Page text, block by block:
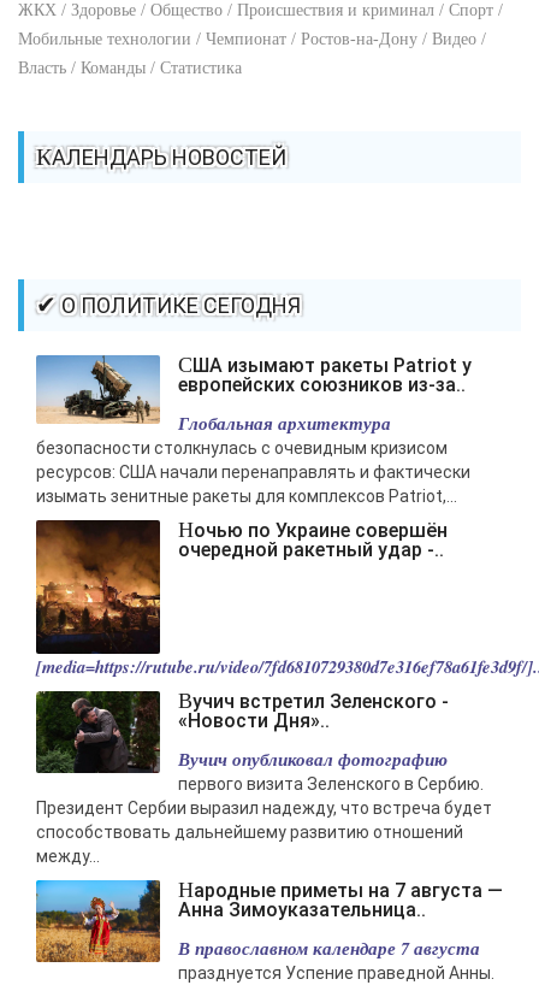
ЖКХ / Здоровье / Общество / Происшествия и криминал / Спорт /
Мобильные технологии / Чемпионат / Ростов-на-Дону / Видео /
Власть / Команды / Статистика
КАЛЕНДАРЬ НОВОСТЕЙ
✔ О ПОЛИТИКЕ СЕГОДНЯ
США изымают ракеты Patriot у
европейских союзников из-за..
Глобальная архитектура
безопасности столкнулась с очевидным кризисом
ресурсов: США начали перенаправлять и фактически
изымать зенитные ракеты для комплексов Patriot,...
Ночью по Украине совершён
очередной ракетный удар -..
[media=https://rutube.ru/video/7fd6810729380d7e316ef78a61fe3d9f/
Вучич встретил Зеленского -
«Новости Дня»..
Вучич опубликовал фотографию
первого визита Зеленского в Сербию.
Президент Сербии выразил надежду, что встреча будет
способствовать дальнейшему развитию отношений
между...
Народные приметы на 7 августа —
Анна Зимоуказательница..
В православном календаре 7 августа
празднуется Успение праведной Анны.